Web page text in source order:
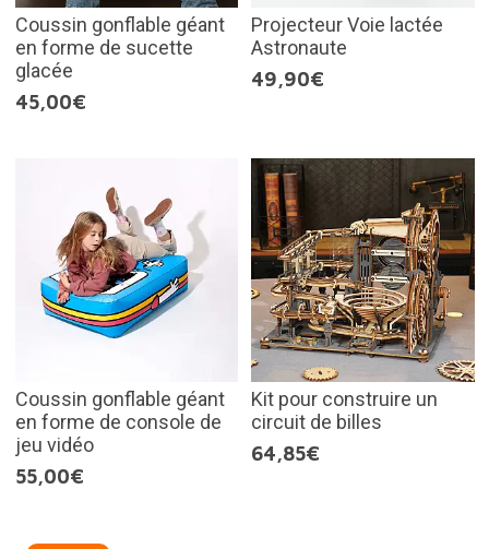
Coussin gonflable géant
en forme de sucette
glacée
45,00€
Projecteur Voie lactée
Astronaute
49,90€
Coussin gonflable géant
en forme de console de
jeu vidéo
55,00€
Kit pour construire un
circuit de billes
64,85€